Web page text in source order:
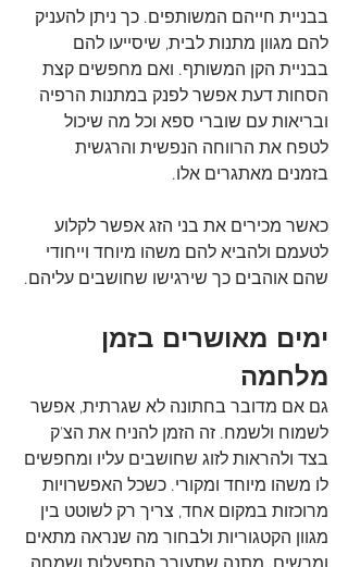
בבניית חייהם המשותפים. כך ניתן להעניק
להם מגוון מתנות לבית, שיסייעו להם
בבניית הקן המשותף. ואם מחפשים קצת
הסחות דעת אפשר לפנק במתנות הרפיה
ובריאות עם שוברי ספא וכל מה שיכול
לטפח את הרווחה הנפשית והרגשית
בזמנים מאתגרים אלו.
כאשר מכירים את בני הזג אפשר לקלוע
לטעמם ולהביא להם משהו מיוחד וייחודי
שהם אוהבים כך שירגישו שחושבים עליהם.
ימים מאושרים בזמן
מלחמה
גם אם מדובר בחתונה לא שגרתית, אפשר
לשמוח ולשמח. זה הזמן להניח את הצ'ק
בצד ולהראות לזוג שחושבים עליו ומחפשים
לו משהו מיוחד ומקורי. כשכל האפשרויות
מרוכזות במקום אחד, צריך רק לשוטט בין
מגוון הקטגוריות ולבחור מה שנראה מתאים